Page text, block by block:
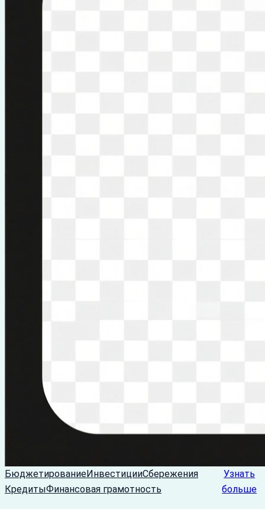
БюджетированиеИнвестицииСбережения
КредитыФинансовая грамотность
Узнать
больше